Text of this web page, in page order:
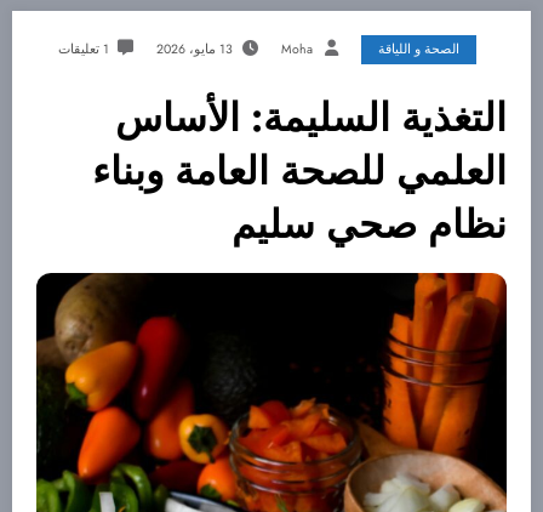
الصحة و اللياقة Moha 13 مايو، 2026 1 تعليقات
التغذية السليمة: الأساس
العلمي للصحة العامة وبناء
نظام صحي سليم